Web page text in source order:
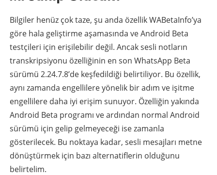
Bilgiler henüz çok taze, şu anda özellik WABetaInfo’ya
göre hala geliştirme aşamasında ve Android Beta
testçileri için erişilebilir değil. Ancak sesli notların
transkripsiyonu özelliğinin en son WhatsApp Beta
sürümü 2.24.7.8’de keşfedildiği belirtiliyor. Bu özellik,
aynı zamanda engellilere yönelik bir adım ve işitme
engellilere daha iyi erişim sunuyor. Özelliğin yakında
Android Beta programı ve ardından normal Android
sürümü için gelip gelmeyeceği ise zamanla
gösterilecek. Bu noktaya kadar, sesli mesajları metne
dönüştürmek için bazı alternatiflerin olduğunu
belirtelim.